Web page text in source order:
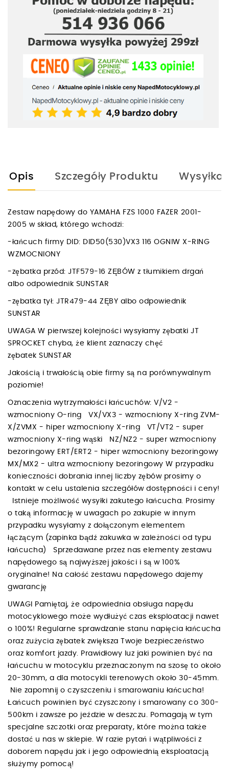
Opis Szczegóły Produktu Wysyłka
Zestaw napędowy do YAMAHA FZS 1000 FAZER 2001-
2005 w skład, którego wchodzi:
-łańcuch firmy DID: DID50(530)VX3 116 OGNIW X-RING
WZMOCNIONY
-zębatka przód: JTF579-16 ZĘBÓW z tłumikiem drgań
albo odpowiednik SUNSTAR
-zębatka tył: JTR479-44 ZĘBY albo odpowiednik
SUNSTAR
UWAGA W pierwszej kolejności wysyłamy zębatki JT
SPROCKET chyba, że klient zaznaczy chęć
zębatek SUNSTAR
Jakością i trwałością obie firmy są na porównywalnym
poziomie!
Oznaczenia wytrzymałości łańcuchów: V/V2 -
wzmocniony O-ring VX/VX3 - wzmocniony X-ring ZVM-
X/ZVMX - hiper wzmocniony X-ring VT/VT2 - super
wzmocniony X-ring wąski NZ/NZ2 - super wzmocniony
bezoringowy ERT/ERT2 - hiper wzmocniony bezoringowy
MX/MX2 - ultra wzmocniony bezoringowy W przypadku
konieczności dobrania innej liczby zębów prosimy o
kontakt w celu ustalenia szczegółów dostępności i ceny!
Istnieje możliwość wysyłki zakutego łańcucha. Prosimy
o taką informację w uwagach po zakupie w innym
przypadku wysyłamy z dołączonym elementem
łączącym (zapinka bądź zakuwka w zależności od typu
łańcucha) Sprzedawane przez nas elementy zestawu
napędowego są najwyższej jakości i są w 100%
oryginalne! Na całość zestawu napędowego dajemy
gwarancję
UWAGI Pamiętaj, że odpowiednia obsługa napędu
motocyklowego może wydłużyć czas eksploatacji nawet
o 100%! Regularne sprawdzanie stanu napięcia łańcucha
oraz zużycia zębatek zwiększa Twoje bezpieczeństwo
oraz komfort jazdy. Prawidłowy luz jaki powinien być na
łańcuchu w motocyklu przeznaczonym na szosę to około
20-30mm, a dla motocykli terenowych około 30-45mm.
Nie zapomnij o czyszczeniu i smarowaniu łańcucha!
Łańcuch powinien być czyszczony i smarowany co 300-
500km i zawsze po jeździe w deszczu. Pomagają w tym
specjalne szczotki oraz preparaty, które można także
dostać u nas w sklepie. W razie pytań i wątpliwości z
doborem napędu jak i jego odpowiednią eksploatacją
służymy pomocą!